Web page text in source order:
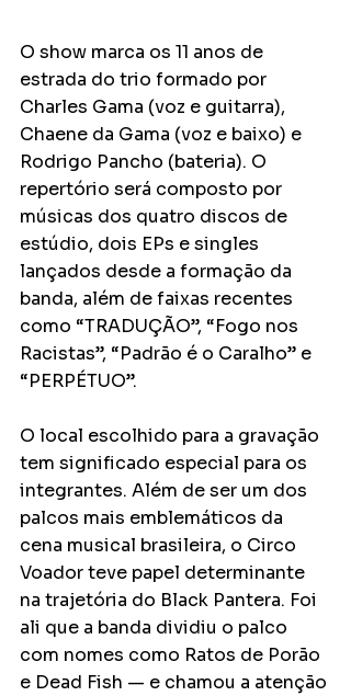
O show marca os 11 anos de
estrada do trio formado por
Charles Gama (voz e guitarra),
Chaene da Gama (voz e baixo) e
Rodrigo Pancho (bateria). O
repertório será composto por
músicas dos quatro discos de
estúdio, dois EPs e singles
lançados desde a formação da
banda, além de faixas recentes
como “TRADUÇÃO”, “Fogo nos
Racistas”, “Padrão é o Caralho” e
“PERPÉTUO”.
O local escolhido para a gravação
tem significado especial para os
integrantes. Além de ser um dos
palcos mais emblemáticos da
cena musical brasileira, o Circo
Voador teve papel determinante
na trajetória do Black Pantera. Foi
ali que a banda dividiu o palco
com nomes como Ratos de Porão
e Dead Fish — e chamou a atenção